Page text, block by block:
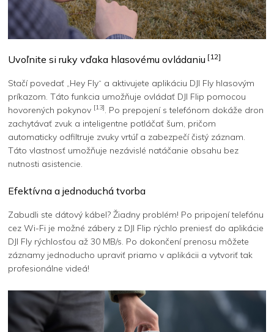
Uvoľnite si ruky vďaka hlasovému ovládaniu [12]
Stačí povedať „Hey Fly“ a aktivujete aplikáciu DJI Fly hlasovým
príkazom. Táto funkcia umožňuje ovládať DJI Flip pomocou
hovorených pokynov [13]
. Po prepojení s telefónom dokáže dron
zachytávať zvuk a inteligentne potláčať šum, pričom
automaticky odfiltruje zvuky vrtúľ a zabezpečí čistý záznam.
Táto vlastnosť umožňuje nezávislé natáčanie obsahu bez
nutnosti asistencie.
Efektívna a jednoduchá tvorba
Zabudli ste dátový kábel? Žiadny problém! Po pripojení telefónu
cez Wi-Fi je možné zábery z DJI Flip rýchlo preniesť do aplikácie
DJI Fly rýchlosťou až 30 MB/s. Po dokončení prenosu môžete
záznamy jednoducho upraviť priamo v aplikácii a vytvoriť tak
profesionálne videá!